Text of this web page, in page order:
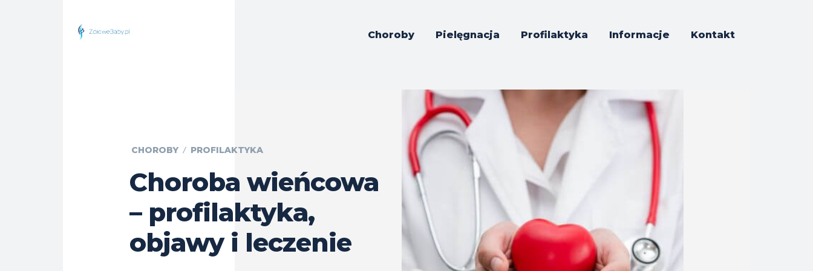
Choroby Pielęgnacja Profilaktyka Informacje Kontakt
CHOROBY PROFILAKTYKA
Choroba wieńcowa
– profilaktyka,
objawy i leczenie